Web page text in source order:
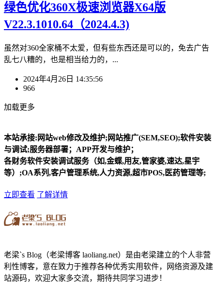
绿色优化360X极速浏览器X64版
V22.3.1010.64（2024.4.3)
虽然对360全家桶不太爱，但有些东西还是可以的，免去广告
乱七八糟的，也是相当给力的，...
2024年4月26日 14:35:56
966
加载更多
本站承接:网站web修改及维护;网站推广(SEM,SEO);软件安装
与调试;服务器部署；APP开发与维护；
各财务软件安装调试服务（如,金蝶,用友,管家婆,速达,星宇
等）;OA系列,客户管理系统,人力资源,超市POS,医药管理等;
立即查看 了解详情
老梁`s Blog（老梁博客 laoliang.net）是由老梁建立的个人非营
利性博客，意在致力于推荐各种优秀实用软件，网络资源及建
站源码，欢迎大家多交流，期待共同学习进步！